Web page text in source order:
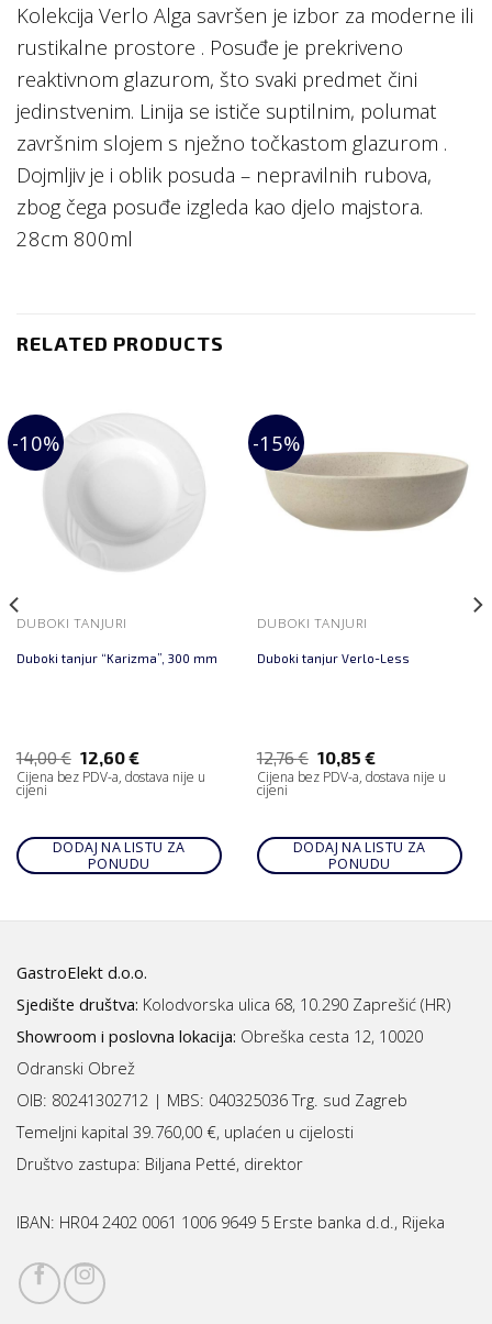
Kolekcija Verlo Alga savršen je izbor za moderne ili
rustikalne prostore . Posuđe je prekriveno
reaktivnom glazurom, što svaki predmet čini
jedinstvenim. Linija se ističe suptilnim, polumat
završnim slojem s nježno točkastom glazurom .
Dojmljiv je i oblik posuda – nepravilnih rubova,
zbog čega posuđe izgleda kao djelo majstora.
28cm 800ml
RELATED PRODUCTS
-10%
DUBOKI TANJURI
Duboki tanjur “Karizma”, 300 mm
14,00€ 12,60€
Cijena bez PDV-a, dostava nije u
cijeni
DODAJ NA LISTU ZA
PONUDU
-15%
DUBOKI TANJURI
Duboki tanjur Verlo-Less
12,76€ 10,85€
Cijena bez PDV-a, dostava nije u
cijeni
DODAJ NA LISTU ZA
PONUDU
GastroElekt d.o.o.
Sjedište društva: Kolodvorska ulica 68, 10.290 Zaprešić (HR)
Showroom i poslovna lokacija: Obreška cesta 12, 10020
Odranski Obrež
OIB: 80241302712 | MBS: 040325036 Trg. sud Zagreb
Temeljni kapital 39.760,00 €, uplaćen u cijelosti
Društvo zastupa: Biljana Petté, direktor
IBAN: HR04 2402 0061 1006 9649 5 Erste banka d.d., Rijeka